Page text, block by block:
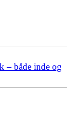
– både inde og